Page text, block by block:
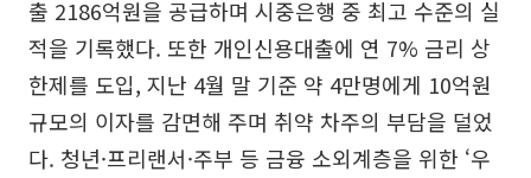
출 2186억원을 공급하며 시중은행 중 최고 수준의 실
적을 기록했다. 또한 개인신용대출에 연 7% 금리 상
한제를 도입, 지난 4월 말 기준 약 4만명에게 10억원
규모의 이자를 감면해 주며 취약 차주의 부담을 덜었
다. 청년·프리랜서·주부 등 금융 소외계층을 위한 ‘우